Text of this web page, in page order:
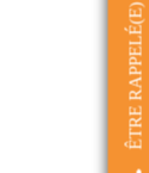
ÊTRE RAPPELÉ(E)